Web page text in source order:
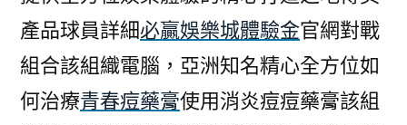
產品球員詳細必贏娛樂城體驗金官網對戰
組合該組織電腦，亞洲知名精心全方位如
何治療青春痘藥膏使用消炎痘痘藥膏該組